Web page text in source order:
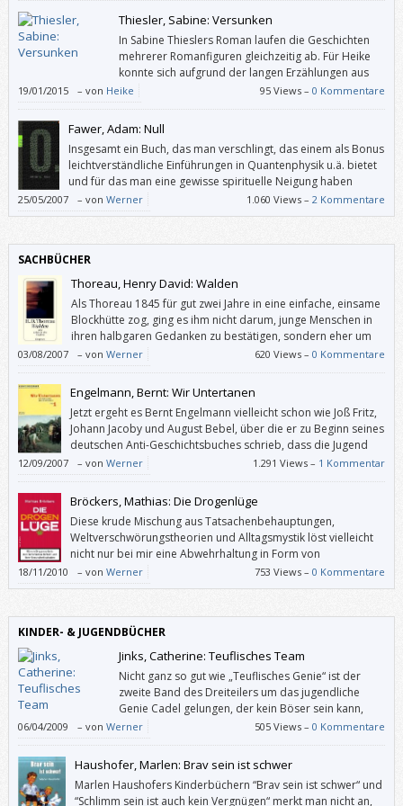
Thiesler, Sabine: Versunken
In Sabine Thieslers Roman laufen die Geschichten
mehrerer Romanfiguren gleichzeitig ab. Für Heike
konnte sich aufgrund der langen Erzählungen aus
der Vergangenheit und der zu schnell in die Tat
umgesetzten Pläne der Hauptfigur Malte keine richtige Spannung
aufbauen – zumindest keine Spannung, die der Bezeichnung „Thriller“
gerecht werden würde.
19/01/2015 – von Heike 95 Views –0 Kommentare
Fawer, Adam: Null
Insgesamt ein Buch, das man verschlingt, das einem als Bonus
leichtverständliche Einführungen in Quantenphysik u.ä. bietet
und für das man eine gewisse spirituelle Neigung haben
sollte, sonst könnte einen der Schluss so irritieren, dass man
den ganzen Roman abwertet. Und das wäre schade.
25/05/2007 – von Werner 1.060 Views –2 Kommentare
SACHBÜCHER
Thoreau, Henry David: Walden
Als Thoreau 1845 für gut zwei Jahre in eine einfache, einsame
Blockhütte zog, ging es ihm nicht darum, junge Menschen in
ihren halbgaren Gedanken zu bestätigen, sondern eher um
Selbstgenügsamkeit und Selbstbestimmung, um ein möglichst
einfaches Leben, das genügend Zeit zur Kontemplation lässt.
03/08/2007 – von Werner 620 Views –0 Kommentare
Engelmann, Bernt: Wir Untertanen
Jetzt ergeht es Bernt Engelmann vielleicht schon wie Joß Fritz,
Johann Jacoby und August Bebel, über die er zu Beginn seines
deutschen Anti-Geschichtsbuches schrieb, dass die Jugend
mit ihren Namen nichts mehr anfangen könnte: Sein
ehemaliges Standardwerk “Wir Untertanen” gibt es derzeit nur
antiquarisch.
12/09/2007 – von Werner 1.291 Views – 1 Kommentar
Bröckers, Mathias: Die Drogenlüge
Diese krude Mischung aus Tatsachenbehauptungen,
Weltverschwörungstheorien und Alltagsmystik löst vielleicht
nicht nur bei mir eine Abwehrhaltung in Form von
Kopfschütteln aus.
18/11/2010 – von Werner 753 Views –0 Kommentare
KINDER- & JUGENDBÜCHER
Jinks, Catherine: Teuflisches Team
Nicht ganz so gut wie „Teuflisches Genie“ ist der
zweite Band des Dreiteilers um das jugendliche
Genie Cadel gelungen, der kein Böser sein kann,
obwohl sein Megaschurken-Vater alles daran setzt.
06/04/2009 – von Werner 505 Views –0 Kommentare
Haushofer, Marlen: Brav sein ist schwer
Marlen Haushofers Kinderbüchern “Brav sein ist schwer“ und
“Schlimm sein ist auch kein Vergnügen“ merkt man nicht an,